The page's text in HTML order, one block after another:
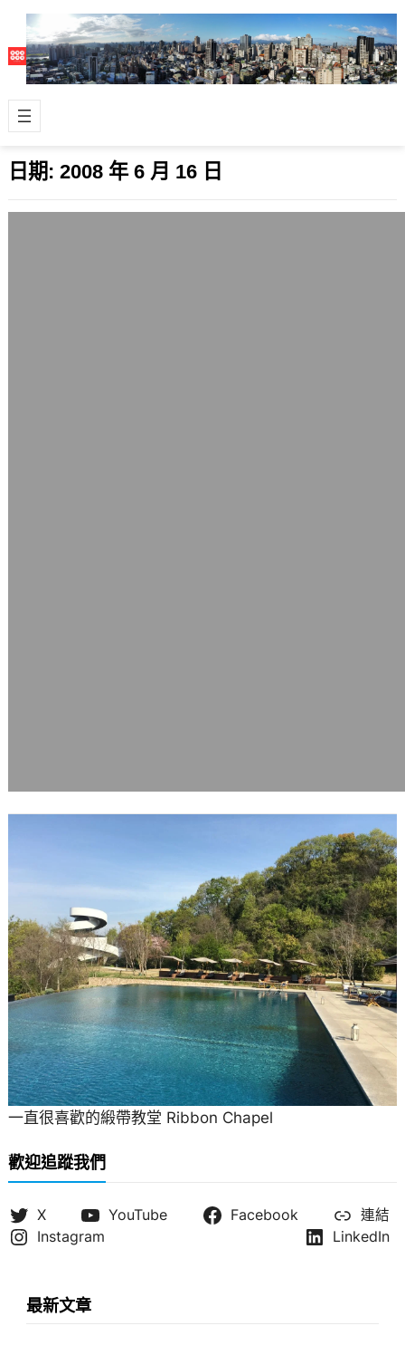
日期: 2008 年 6 月 16 日
一直很喜歡的緞帶教堂 Ribbon Chapel
歡迎追蹤我們
X YouTube Facebook
連結
Instagram
LinkedIn
最新文章